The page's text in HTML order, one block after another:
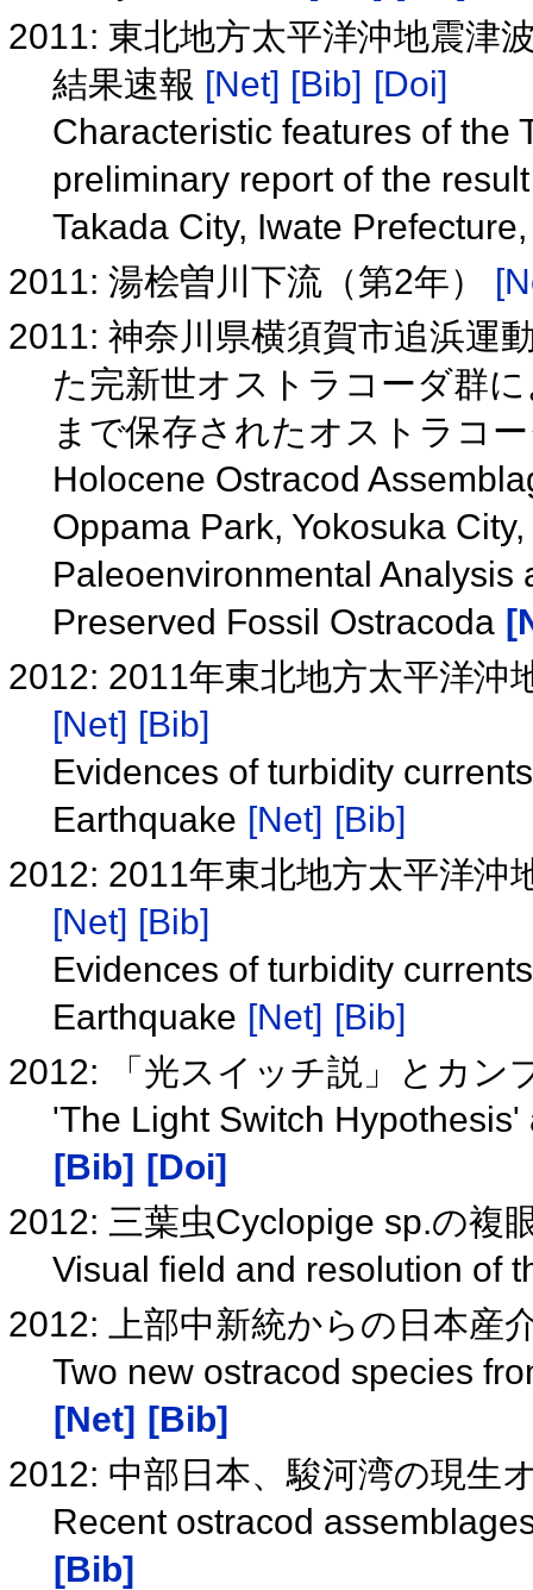
2011: 東北地方太平洋沖地震津
結果速報 [Net] [Bib] [Doi]
Characteristic features of the
preliminary report of the
Takada City, Iwate
2011: 湯桧曽川下流（第2年）
2011: 神奈川県横須賀市追浜運
た完新世オストラコーダ群
まで保存されたオストラコ
Holocene Ostracod
Oppama Park, Yokosuka
Paleoenvironmental Analysis
Preserved Fossil Ostracoda
2012: 2011年東北地方太平洋
[Net] [Bib]
Evidences of turbidity
Earthquake [Net] [Bib]
2012: 2011年東北地方太平洋
[Net] [Bib]
Evidences of turbidity
Earthquake [Net] [Bib]
2012: 「光スイッチ説」とカン
'The Light Switch
[Bib] [Doi]
2012: 三葉虫Cyclopige sp.の複
Visual field and resolution of
2012: 上部中新統からの日本産
Two new ostracod species
[Net] [Bib]
2012: 中部日本、駿河湾の現生
Recent ostracod
[Bib]